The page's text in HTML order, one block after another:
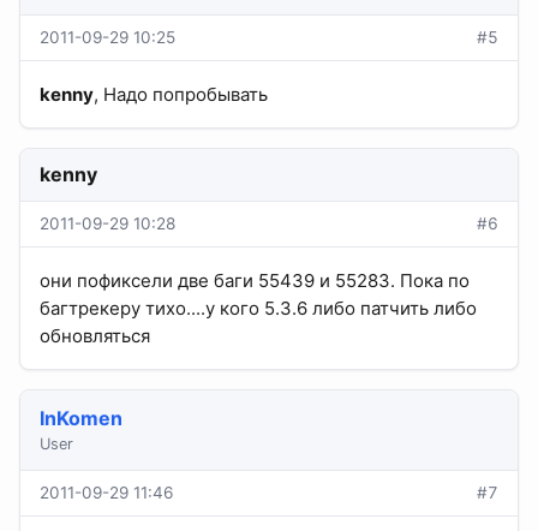
2011-09-29 10:25 #5
kenny, Надо попробывать
kenny
2011-09-29 10:28 #6
они пофиксели две баги 55439 и 55283. Пока по
багтрекеру тихо....у кого 5.3.6 либо патчить либо
обновляться
InKomen
User
2011-09-29 11:46 #7